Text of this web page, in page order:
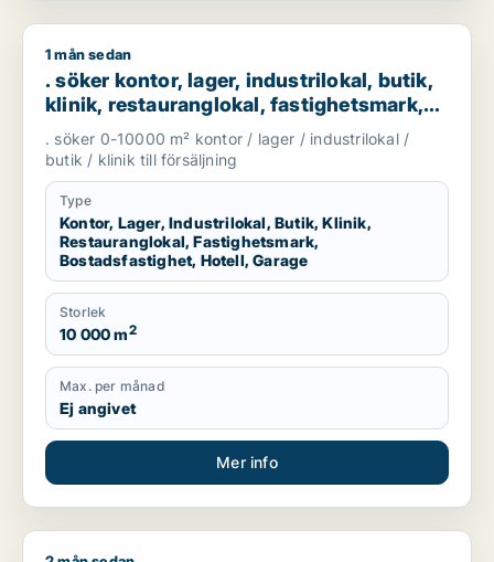
. söker kontor, lager, industrilokal, butik, klinik,
1 mån sedan
. söker kontor, lager, industrilokal, butik,
klinik, restauranglokal, fastighetsmark,
bostadsfastighet, hotell eller garage till
salu i Göteborg
. söker 0-10000 m² kontor / lager / industrilokal /
butik / klinik till försäljning
Type
Kontor, Lager, Industrilokal, Butik, Klinik,
Restauranglokal, Fastighetsmark,
Bostadsfastighet, Hotell, Garage
Storlek
10 000 m2
Max. per månad
Ej angivet
Mer info